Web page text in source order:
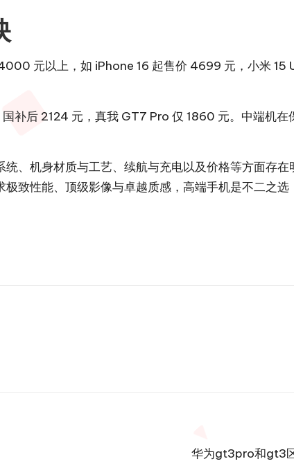
元以上，如 iPhone 16 起售价 4699 元，小米
后 2124 元，真我 GT7 Pro 仅 1860 元。中端机在
、机身材质与工艺、续航与充电以及价格等方面存
致性能、顶级影像与卓越质感，高端手机是不二之
华为gt3pro和gt3